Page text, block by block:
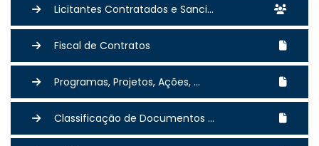
Licitantes Contratados e Sanci...
Fiscal de Contratos
Programas, Projetos, Ações, ...
Classificação de Documentos ...